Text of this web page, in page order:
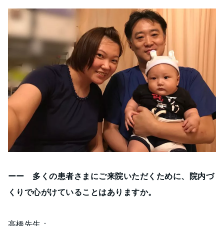
ーー 多くの患者さまにご来院いただくために、院内づ
くりで心がけていることはありますか。
高橋先生：